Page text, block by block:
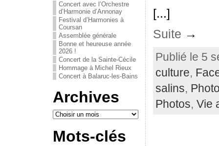
Concert avec l’Orchestre
d’Harmonie d’Annonay
Festival d’Harmonies à
Coursan
Assemblée générale
Bonne et heureuse année
2026 !
Concert de la Sainte-Cécile
Hommage à Michel Rieux
Concert à Balaruc-les-Bains
Archives
Mots-clés
[...]
Suite →
Publié le 5
culture,
salins,
Photos, Vie